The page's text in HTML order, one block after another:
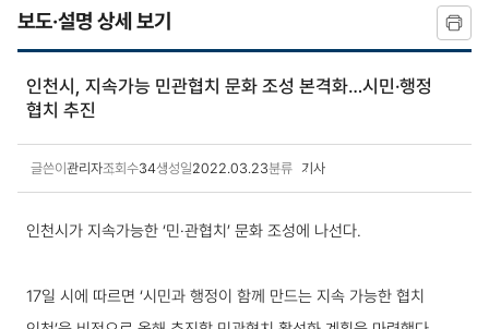
#6 빈곤
보도·설명 상세 보기
인천시, 지속가능 민관협치 문화 조성 본격화…시민·행정
협치 추진
글쓴이 관리자조회수34생성일2022.03.23분류 기사
인천시가 지속가능한 ‘민·관협치’ 문화 조성에 나선다.
17일 시에 따르면 ‘시민과 행정이 함께 만드는 지속 가능한 협치